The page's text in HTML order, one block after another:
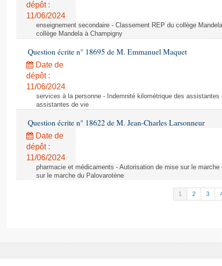
dépôt :
11/06/2024
enseignement secondaire - Classement REP du collège
collège Mandela à Champigny
Question écrite n° 18695 de M. Emmanuel Maquet
Date de
dépôt :
11/06/2024
services à la personne - Indemnité kilométrique des
assistantes de vie
Question écrite n° 18622 de M. Jean-Charles Larsonneur
Date de
dépôt :
11/06/2024
pharmacie et médicaments - Autorisation de mise sur le
sur le marche du Palovarotène
1 2 3